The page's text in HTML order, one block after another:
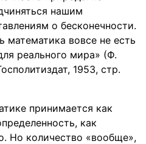
нашим
о бесконечности.
математика вовсе не есть
реального мира» (Ф.
1953, стр.
принимается как
как
Но количество «вообще»,